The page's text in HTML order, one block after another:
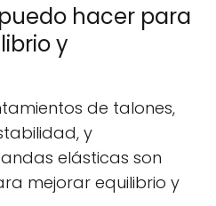
hacer para
y
de talones,
y
elásticas son
mejorar equilibrio y